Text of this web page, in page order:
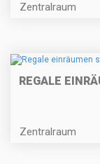
Zentralraum
REGALE
Zentralraum